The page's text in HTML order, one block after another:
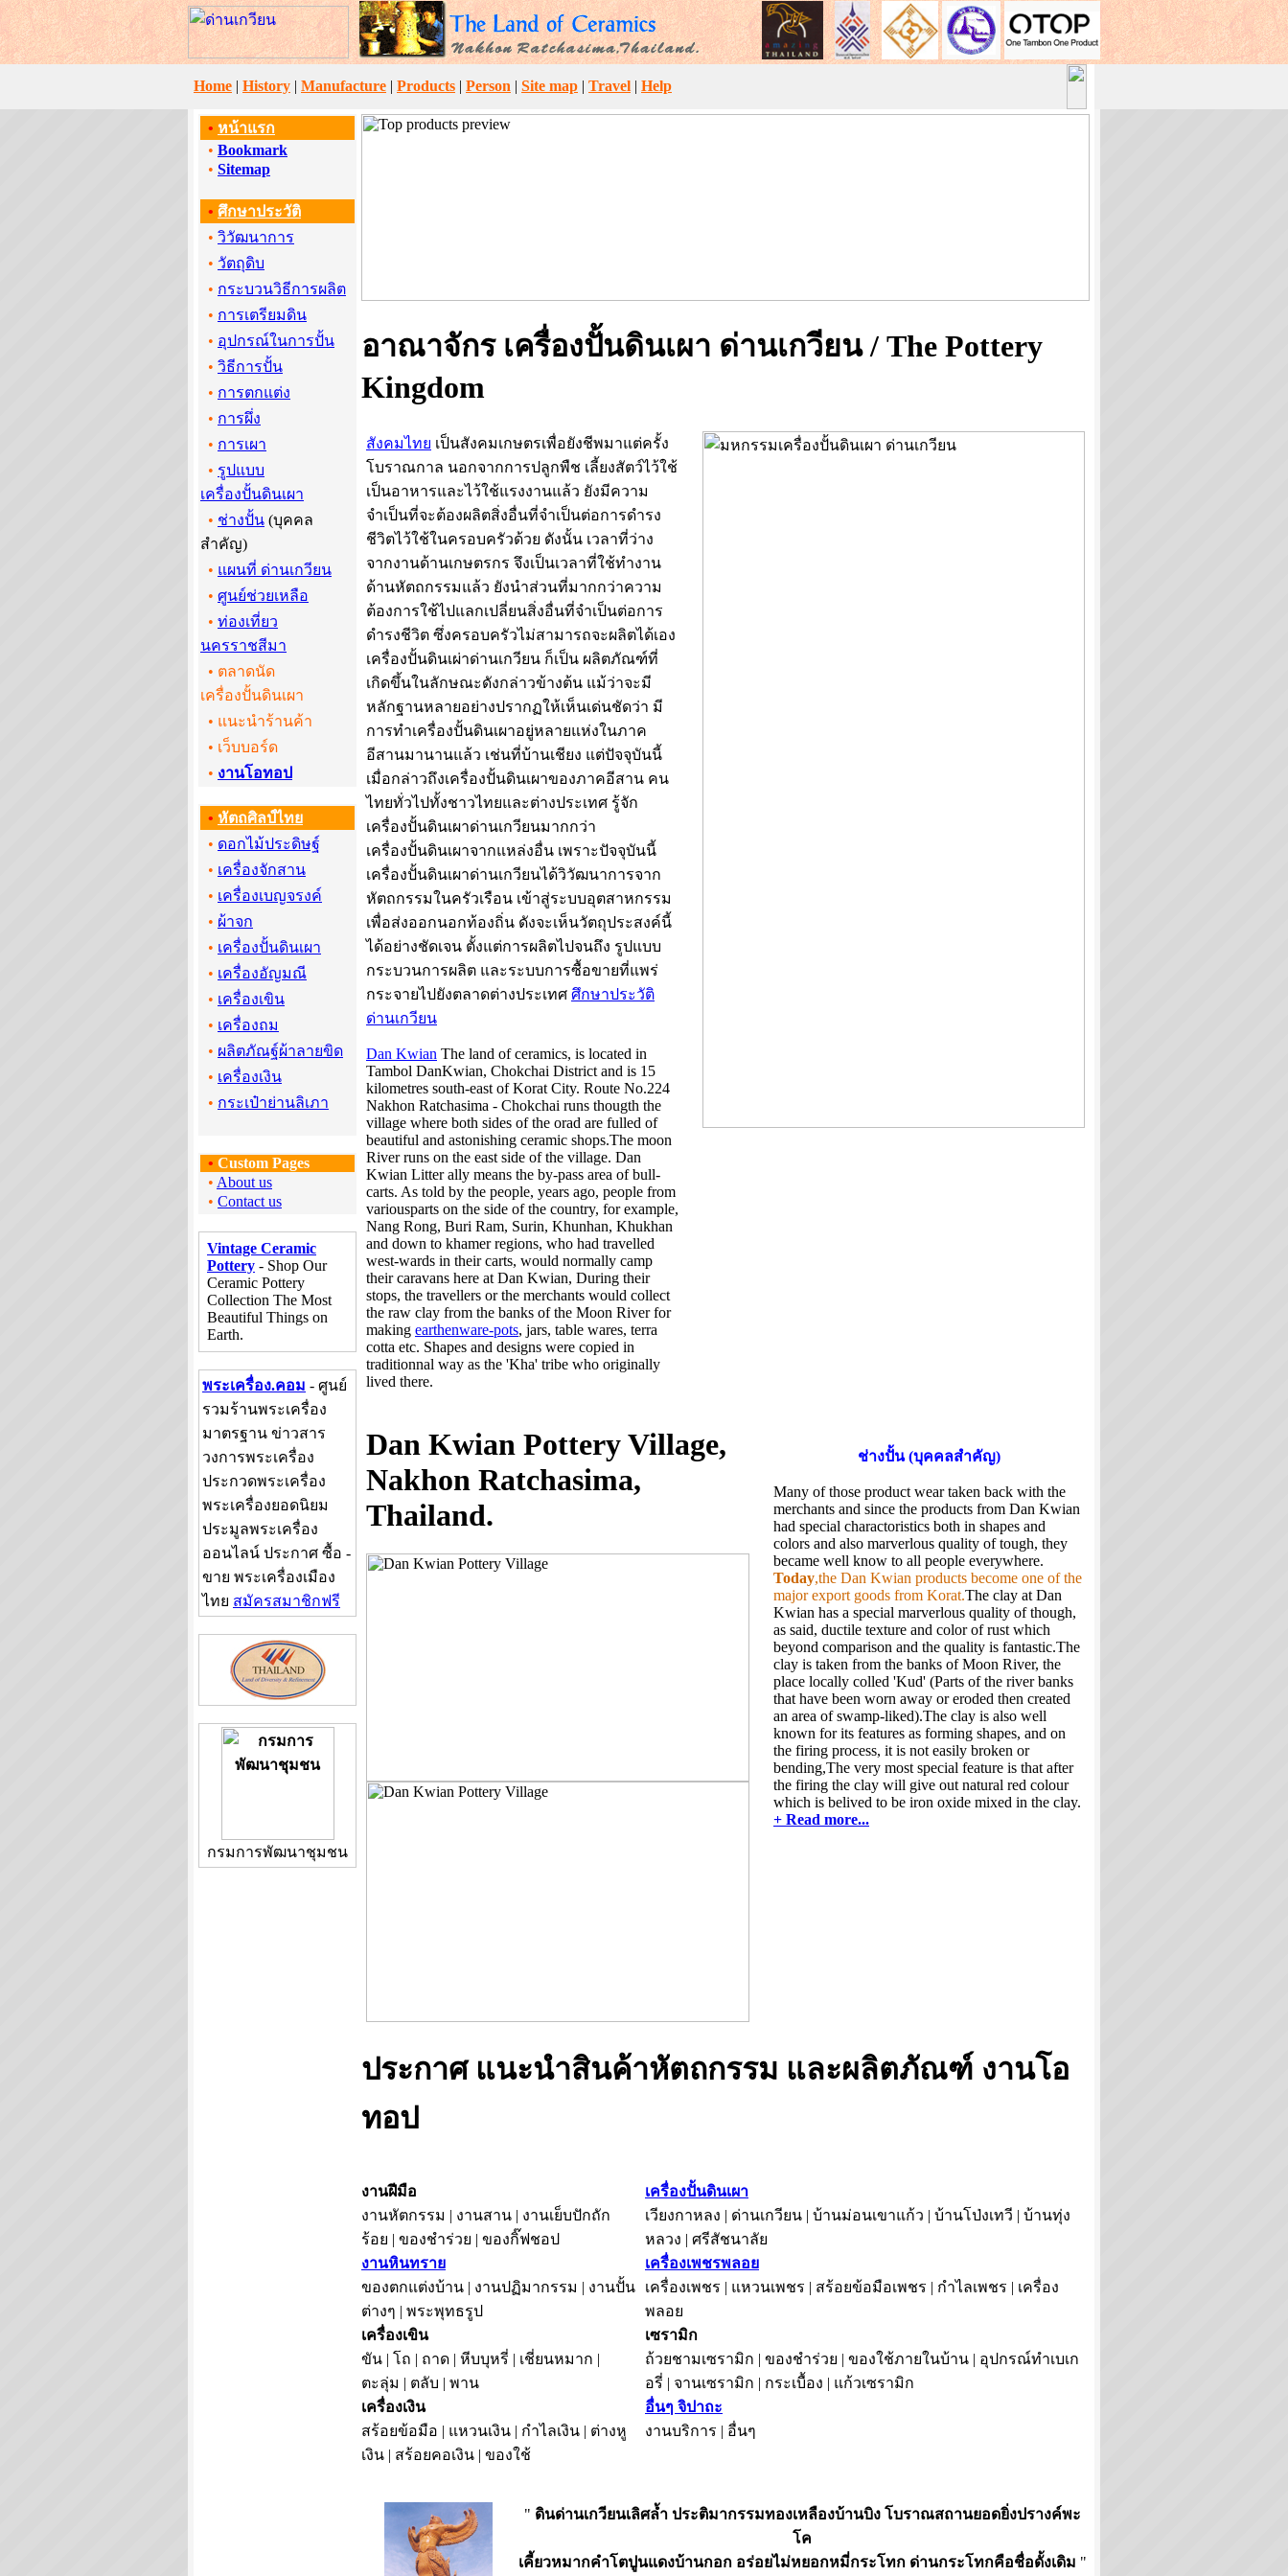
Home | History | Manufacture | Products | Person | Site map | Travel | Help
• หน้าแรก
• Bookmark
• Sitemap
• ศึกษาประวัติ
• วิวัฒนาการ
• วัตถุดิบ
• กระบวนวิธีการผลิต
• การเตรียมดิน
• อุปกรณ์ในการปั้น
• วิธีการปั้น
• การตกแต่ง
• การผึ่ง
• การเผา
• รูปแบบ
เครื่องปั้นดินเผา
• ช่างปั้น (บุคคล
สำคัญ)
• แผนที่ ด่านเกวียน
• ศูนย์ช่วยเหลือ
• ท่องเที่ยว
นครราชสีมา
• ตลาดนัด
เครื่องปั้นดินเผา
• แนะนำร้านค้า
• เว็บบอร์ด
• งานโอทอป
• หัตถศิลป์ไทย
• ดอกไม้ประดิษฐ์
• เครื่องจักสาน
• เครื่องเบญจรงค์
• ผ้าจก
• เครื่องปั้นดินเผา
• เครื่องอัญมณี
• เครื่องเขิน
• เครื่องถม
• ผลิตภัณฐ์ผ้าลายขิด
• เครื่องเงิน
• กระเป๋าย่านลิเภา
• Custom Pages
• About us
• Contact us
Vintage Ceramic
Pottery - Shop Our
Ceramic Pottery
Collection The Most
Beautiful Things on
Earth.
พระเครื่อง.คอม - ศูนย์
รวมร้านพระเครื่อง
มาตรฐาน ข่าวสาร
วงการพระเครื่อง
ประกวดพระเครื่อง
พระเครื่องยอดนิยม
ประมูลพระเครื่อง
ออนไลน์ ประกาศ ซื้อ -
ขาย พระเครื่องเมือง
ไทย สมัครสมาชิกฟรี
กรมการพัฒนาชุมชน
อาณาจักร เครื่องปั้นดินเผา ด่านเกวียน / The Pottery
Kingdom
สังคมไทย เป็นสังคมเกษตรเพื่อยังชีพมาแต่ครั้ง
โบราณกาล นอกจากการปลูกพืช เลี้ยงสัตว์ไว้ใช้
เป็นอาหารและไว้ใช้แรงงานแล้ว ยังมีความ
จำเป็นที่จะต้องผลิตสิ่งอื่นที่จำเป็นต่อการดำรง
ชีวิตไว้ใช้ในครอบครัวด้วย ดังนั้น เวลาที่ว่าง
จากงานด้านเกษตรกร จึงเป็นเวลาที่ใช้ทำงาน
ด้านหัตถกรรมแล้ว ยังนำส่วนที่มากกว่าความ
ต้องการใช้ไปแลกเปลี่ยนสิ่งอื่นที่จำเป็นต่อการ
ดำรงชีวิต ซึ่งครอบครัวไม่สามารถจะผลิตได้เอง
เครื่องปั้นดินเผ่าด่านเกวียน ก็เป็น ผลิตภัณฑ์ที่
เกิดขึ้นในลักษณะดังกล่าวข้างต้น แม้ว่าจะมี
หลักฐานหลายอย่างปรากฏให้เห็นเด่นชัดว่า มี
การทำเครื่องปั้นดินเผาอยู่หลายแห่งในภาค
อีสานมานานแล้ว เช่นที่บ้านเชียง แต่ปัจจุบันนี้
เมื่อกล่าวถึงเครื่องปั้นดินเผาของภาคอีสาน คน
ไทยทั่วไปทั้งชาวไทยและต่างประเทศ รู้จัก
เครื่องปั้นดินเผาด่านเกวียนมากกว่า
เครื่องปั้นดินเผาจากแหล่งอื่น เพราะปัจจุบันนี้
เครื่องปั้นดินเผาด่านเกวียนได้วิวัฒนาการจาก
หัตถกรรมในครัวเรือน เข้าสู่ระบบอุตสาหกรรม
เพื่อส่งออกนอกท้องถิ่น ดังจะเห็นวัตถุประสงค์นี้
ได้อย่างชัดเจน ตั้งแต่การผลิตไปจนถึง รูปแบบ
กระบวนการผลิต และระบบการซื้อขายที่แพร่
กระจายไปยังตลาดต่างประเทศ ศึกษาประวัติ
ด่านเกวียน
Dan Kwian The land of ceramics, is located in
Tambol DanKwian, Chokchai District and is 15
kilometres south-east of Korat City. Route No.224
Nakhon Ratchasima - Chokchai runs thougth the
village where both sides of the orad are fulled of
beautiful and astonishing ceramic shops.The moon
River runs on the east side of the village. Dan
Kwian Litter ally means the by-pass area of bull-
carts. As told by the people, years ago, people from
variousparts on the side of the country, for example,
Nang Rong, Buri Ram, Surin, Khunhan, Khukhan
and down to khamer regions, who had travelled
west-wards in their carts, would normally camp
their caravans here at Dan Kwian, During their
stops, the travellers or the merchants would collect
the raw clay from the banks of the Moon River for
making earthenware-pots, jars, table wares, terra
cotta etc. Shapes and designs were copied in
traditionnal way as the 'Kha' tribe who originally
lived there.
Dan Kwian Pottery Village,
Nakhon Ratchasima,
Thailand.
ช่างปั้น (บุคคลสำคัญ)
Many of those product wear taken back with the
merchants and since the products from Dan Kwian
had special charactoristics both in shapes and
colors and also marverlous quality of tough, they
became well know to all people everywhere.
Today,the Dan Kwian products become one of the
major export goods from Korat.The clay at Dan
Kwian has a special marverlous quality of though,
as said, ductile texture and color of rust which
beyond comparison and the quality is fantastic.The
clay is taken from the banks of Moon River, the
place locally colled 'Kud' (Parts of the river banks
that have been worn away or eroded then created
an area of swamp-liked).The clay is also well
known for its features as forming shapes, and on
the firing process, it is not easily broken or
bending,The very most special feature is that after
the firing the clay will give out natural red colour
which is belived to be iron oxide mixed in the clay.
+ Read more...
ประกาศ แนะนำสินค้าหัตถกรรม และผลิตภัณฑ์ งานโอ
ทอป
งานฝีมือ
งานหัตกรรม | งานสาน | งานเย็บปักถัก
ร้อย | ของชำร่วย | ของกิ๊ฟชอป
เครื่องปั้นดินเผา
เวียงกาหลง | ด่านเกวียน | บ้านม่อนเขาแก้ว | บ้านโป่งเทวี | บ้านทุ่ง
หลวง | ศรีสัชนาลัย
งานหินทราย
ของตกแต่งบ้าน | งานปฏิมากรรม | งานปั้น
ต่างๆ | พระพุทธรูป
เครื่องเพชรพลอย
เครื่องเพชร | แหวนเพชร | สร้อยข้อมือเพชร | กำไลเพชร | เครื่อง
พลอย
เครื่องเขิน
ขัน | โถ | ถาด | หีบบุหรี่ | เชี่ยนหมาก |
ตะลุ่ม | ตลับ | พาน
เซรามิก
ถ้วยชามเซรามิก | ของชำร่วย | ของใช้ภายในบ้าน | อุปกรณ์ทำเบเก
อรี่ | จานเซรามิก | กระเบื้อง | แก้วเซรามิก
เครื่องเงิน
สร้อยข้อมือ | แหวนเงิน | กำไลเงิน | ต่างหู
เงิน | สร้อยคอเงิน | ของใช้
อื่นๆ จิปาถะ
งานบริการ | อื่นๆ
" ดินด่านเกวียนเลิศล้ำ ประติมากรรมทองเหลืองบ้านบิง โบราณสถานยอดยิ่งปรางค์พะ
โค
เคี้ยวหมากคำโตปูนแดงบ้านกอก อร่อยไม่หยอกหมี่กระโทก ด่านกระโทกคือชื่อดั้งเดิม "